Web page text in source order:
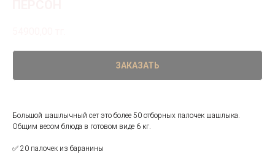
ЗАКАЗАТЬ
Большой шашлычный сет это более 50 отборных палочек шашлыка.
Общим весом блюда в готовом виде 6 кг.
✅ 20 палочек из баранины